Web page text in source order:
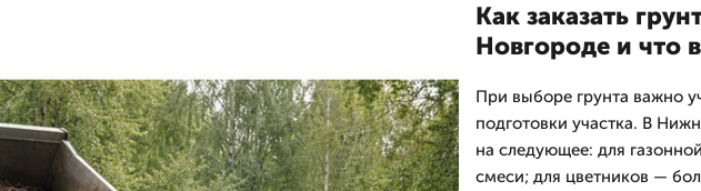
Как заказать
Новгороде и что
При выборе грунта важно
подготовки участка. В
на следующее: для
смеси; для цветников —